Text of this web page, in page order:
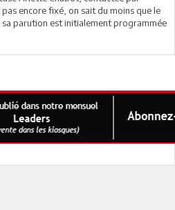
encore fixé, on sait du moins que le
parution est initialement programmée